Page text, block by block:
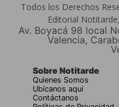
Todos los Derechos
Editorial
Av. Boyacá 98 local
Valencia,
Sobre Notitarde
Quienes Somos
Ubícanos aquí
Contáctanos